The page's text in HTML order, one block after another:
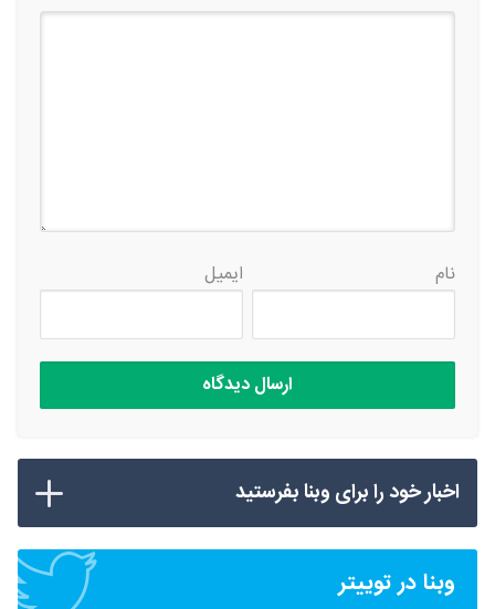
نام ایمیل
اخبار خود را برای وبنا بفرستید
وبنا در توییتر